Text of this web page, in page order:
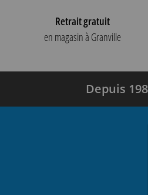
Retrait gratuit
en magasin à Granville
Depuis